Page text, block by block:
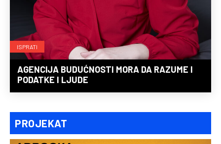
ISPRATI
AGENCIJA BUDUĆNOSTI MORA DA RAZUME I
PODATKE I LJUDE
PROJEKAT